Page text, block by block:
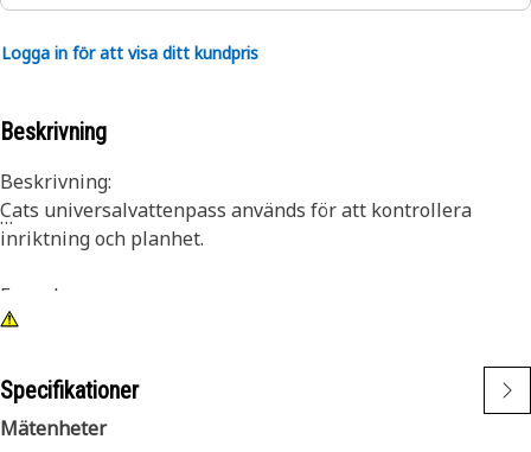
Logga in för att visa ditt kundpris
Beskrivning
Beskrivning:
Cats universalvattenpass används för att kontrollera
inriktning och planhet.
Egenskaper:
• Vattenpass i slagtålig plats
• Spår på undersidan och vinklar på 45, 60 och 120 grader
som ritstöd
• Justerbar visartavla för vertikal vinkel
Specifikationer
Mätenheter